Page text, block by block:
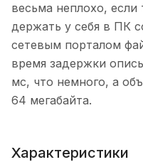
весьма неплохо, если
держать у себя в ПК
сетевым порталом
время задержки
мс, что немного, а
64 мегабайта.
Характеристики